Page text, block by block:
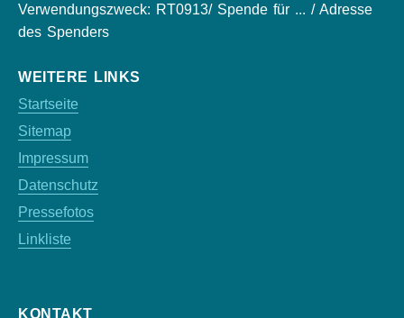
Verwendungszweck: RT0913/ Spende für ... / Adresse
des Spenders
WEITERE LINKS
Startseite
Sitemap
Impressum
Datenschutz
Pressefotos
Linkliste
KONTAKT